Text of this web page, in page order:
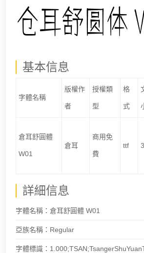
基本信息
字體名稱
版權作
者
授權類
型
格
式
倉耳舒圓體
W01
倉耳
商用免
費
ttf
詳細信息
字體名稱：倉耳舒圓體 W01
亞族名稱：Regular
字體標識：